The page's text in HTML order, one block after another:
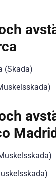
(Skada)